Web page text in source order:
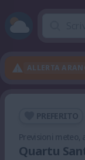
ALLERTA
Quartu